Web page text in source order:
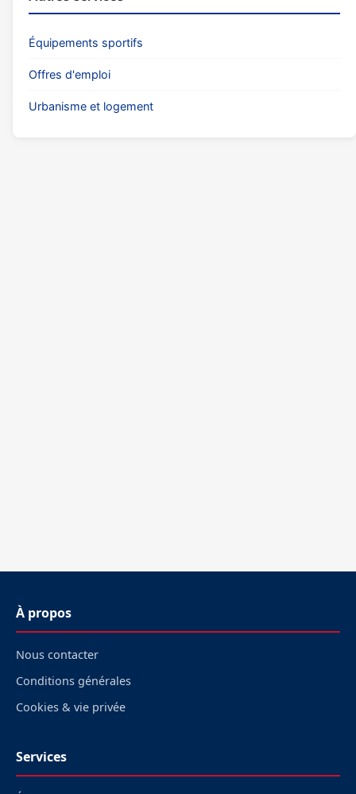
Équipements sportifs
Offres d'emploi
Urbanisme et logement
À propos
Nous contacter
Conditions générales
Cookies & vie privée
Services